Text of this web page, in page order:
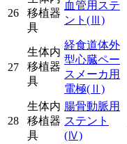
26
移植器
具
血管用ステ
ント (Ⅲ)
27
生体内
移植器
具
経食道体外
型心臓ペー
スメーカ用
電極(Ⅱ)
28
生体内
移植器
具
腸骨動脈用
ステント
(Ⅳ)